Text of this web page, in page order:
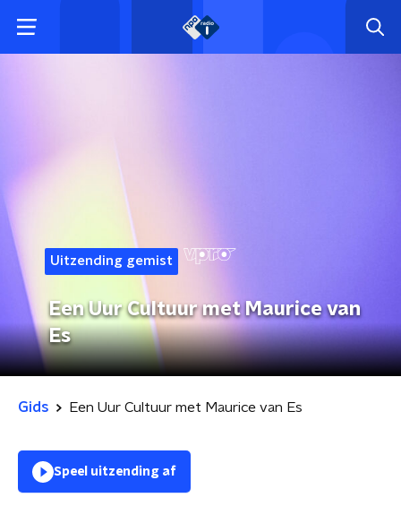
Uitzending gemist
Een Uur Cultuur met Maurice van
Es
Gids Een Uur Cultuur met Maurice van Es
Speel uitzending af